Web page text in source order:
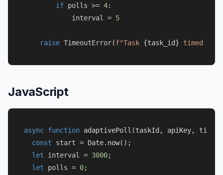
if polls >= 4:
            interval =
5
raise TimeoutError(f"Task {task_id} timed out"
JavaScript
async function adaptivePoll (taskId, apiKey,
const start = Date. now();
let interval = 3000;
let polls = 0;